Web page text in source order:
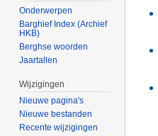
Onderwerpen
Barghief Index (Archief
HKB)
Berghse woorden
Jaartallen
Wijzigingen
Nieuwe pagina's
Nieuwe bestanden
Recente wijzigingen